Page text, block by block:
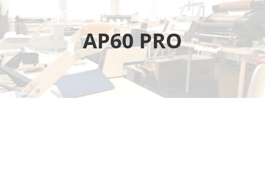
AP60 PRO